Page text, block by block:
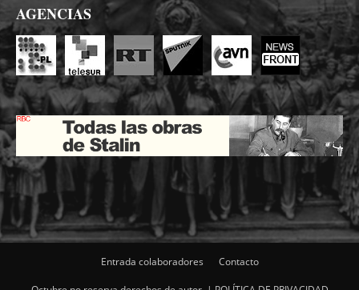
AGENCIAS
Entrada colaboradores Contacto